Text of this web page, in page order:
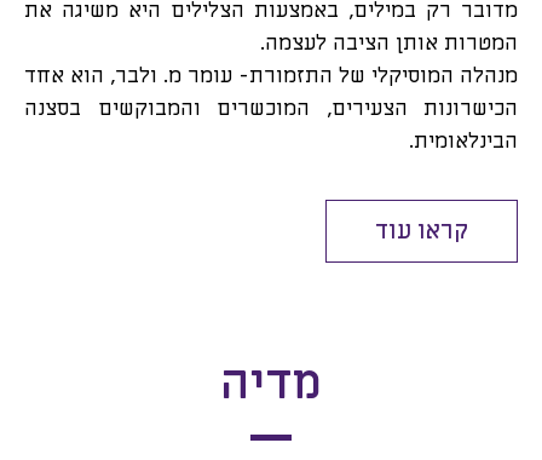
מדובר רק במילים, באמצעות הצלילים היא משיגה את
המטרות אותן הציבה לעצמה.
מנהלה המוסיקלי של התזמורת- עומר מ. ולבר, הוא אחד
הכישרונות הצעירים, המוכשרים והמבוקשים בסצנה
הבינלאומית.
קראו עוד
מדיה